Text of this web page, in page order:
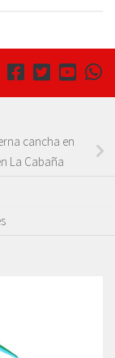
cancha en
La Cabaña